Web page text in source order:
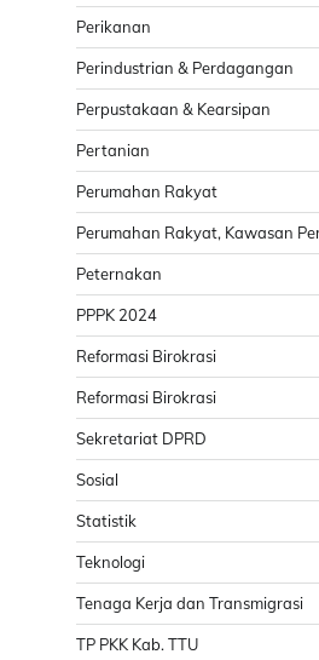
Perikanan
Perindustrian & Perdagangan
Perpustakaan & Kearsipan
Pertanian
Perumahan Rakyat
Perumahan Rakyat, Kawasan
Peternakan
PPPK 2024
Reformasi Birokrasi
Reformasi Birokrasi
Sekretariat DPRD
Sosial
Statistik
Teknologi
Tenaga Kerja dan Transmigrasi
TP PKK Kab. TTU